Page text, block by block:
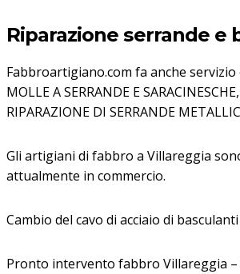
Riparazione serrande e
Fabbroartigiano.com fa anche servizio
MOLLE A SERRANDE E
RIPARAZIONE DI SERRANDE
Gli artigiani di fabbro a Villareggia
attualmente in commercio.
Cambio del cavo di acciaio di
Pronto intervento fabbro Villareggia